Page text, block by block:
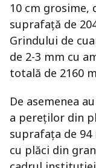
10 cm grosime,
suprafață de
Grindului de
de 2-3 mm cu
totală de 2160
De asemenea
a pereților din
suprafața de 94
cu plăci din